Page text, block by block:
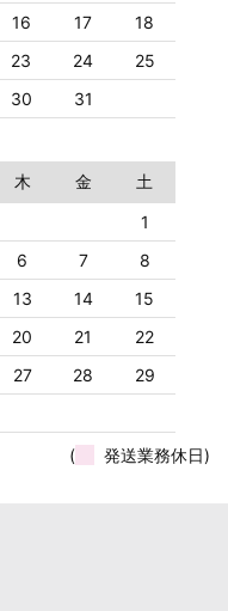
16 17
18
23 24
25
30 31
木 金
土
1
6 7
8
13 14
15
20 21
22
27 28
29
( 発送業務休日)